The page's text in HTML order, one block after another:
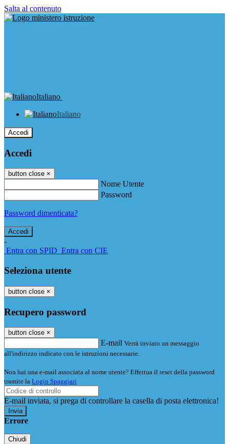
Salta al contenuto
Italiano
Italiano
Accedi
Accedi
button close ×
Nome Utente
Password
Password dimenticata?
-
Entra con SPID Entra con CIE
Seleziona utente
button close ×
Recupero password
button close ×
E-mail Verrà inviato un messaggio
all'indirizzo indicato con le istruzioni necessarie.
Non hai una e-mail associata al nome utente? Effettua il reset della password
tramite la Login Spaggiari
E-mail inviata, si prega di controllare la casella di posta elettronica!
Errore
Chiudi